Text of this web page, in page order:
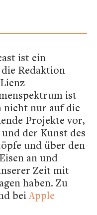
ist ein
Redaktion
ist
nicht nur auf die
Projekte vor,
der Kunst des
und über den
an und
Zeit mit
haben. Zu
beiApple